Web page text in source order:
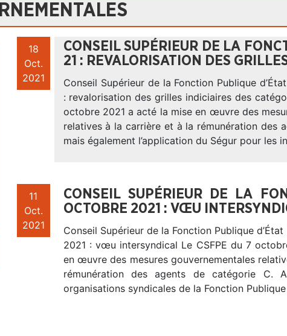
18
Oct.
2021
CONSEIL SUPÉRIEUR DE LA
21 : REVALORISATION DES
Conseil Supérieur de la Fonction Publique
: revalorisation des grilles indiciaires des
octobre 2021 a acté la mise en œuvre des
relatives à la carrière et à la rémunération des
mais également l’application du Ségur pour les
11
Oct.
2021
CONSEIL SUPÉRIEUR DE LA
OCTOBRE 2021 : VŒU
Conseil Supérieur de la Fonction Publique
2021 : vœu intersyndical Le CSFPE du 7
en œuvre des mesures gouvernementales
rémunération des agents de catégorie C.
organisations syndicales de la Fonction